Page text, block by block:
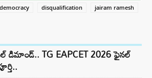
democracy disqualification
jairam ramesh
డిమాండ్.. TG EAPCET 2026 ఫైనల్